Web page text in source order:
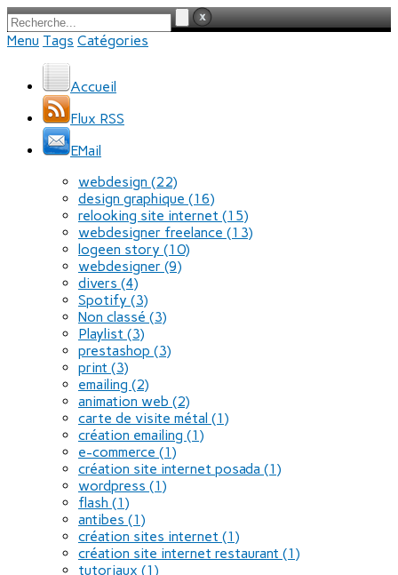
Menu Tags Catégories
Accueil
Flux RSS
EMail
webdesign (22)
design graphique (16)
relooking site internet (15)
webdesigner freelance (13)
logeen story (10)
webdesigner (9)
divers (4)
Spotify (3)
Non classé (3)
Playlist (3)
prestashop (3)
print (3)
emailing (2)
animation web (2)
carte de visite métal (1)
création emailing (1)
e-commerce (1)
création site internet posada (1)
wordpress (1)
flash (1)
antibes (1)
création sites internet (1)
création site internet restaurant (1)
tutoriaux (1)